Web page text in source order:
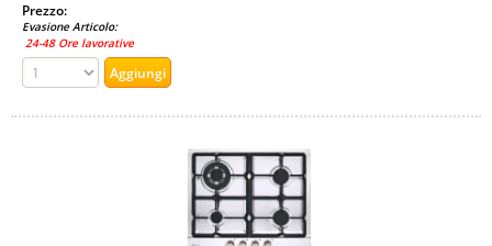
Prezzo:
Evasione Articolo:
24-48 Ore lavorative